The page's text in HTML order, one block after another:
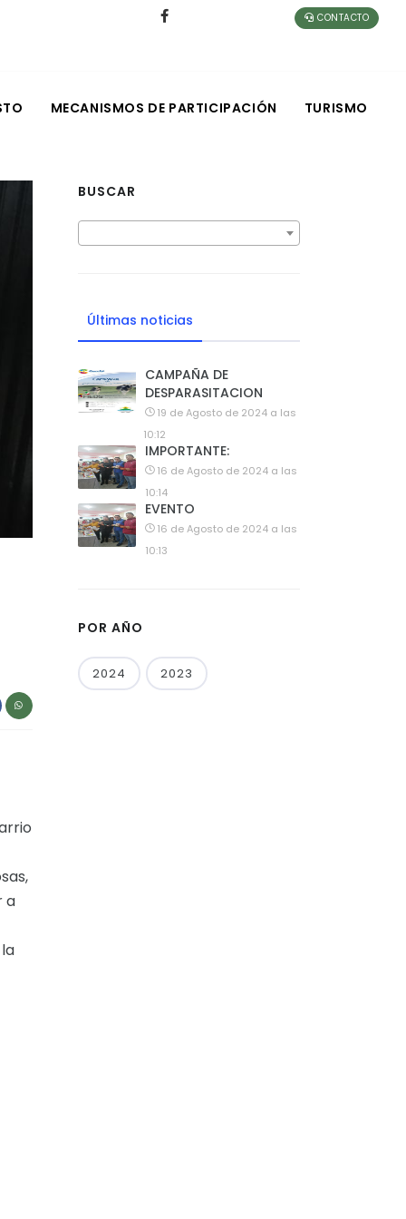
CONTACTO
MECANISMOS DE PARTICIPACIÓN TURISMO
a
BUSCAR
Últimas noticias
CAMPAÑA DE
DESPARASITACION
19 de Agosto de 2024 a las
10:12
IMPORTANTE:
16 de Agosto de 2024 a las
10:14
EVENTO
16 de Agosto de 2024 a las
10:13
POR AÑO
2024 2023